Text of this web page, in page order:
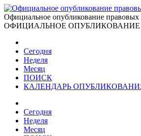
Официальное опубликование правовых
ОФИЦИАЛЬНОЕ ОПУБЛИКОВАНИЕ
Сегодня
Неделя
Месяц
ПОИСК
КАЛЕНДАРЬ
Сегодня
Неделя
Месяц